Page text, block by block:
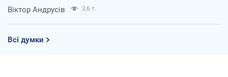
Віктор Андрусів 3,6 т.
Всі думки